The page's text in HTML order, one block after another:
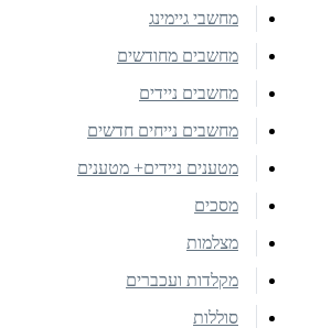
מחשבי גיימינג
מחשבים מחודשים
מחשבים ניידים
מחשבים נייחים חדשים
מטענים ניידים+ מטענים
מסכים
מצלמות
מקלדות ועכברים
סוללות